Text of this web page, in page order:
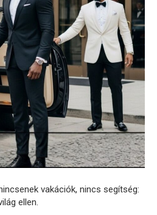
vakációk, nincs segítség:
ellen.